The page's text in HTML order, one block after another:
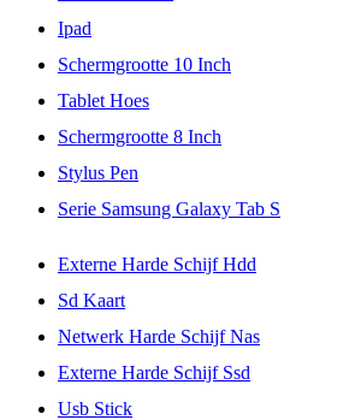
Ipad
Schermgrootte 10 Inch
Tablet Hoes
Schermgrootte 8 Inch
Stylus Pen
Serie Samsung Galaxy Tab S
Externe Harde Schijf Hdd
Sd Kaart
Netwerk Harde Schijf Nas
Externe Harde Schijf Ssd
Usb Stick